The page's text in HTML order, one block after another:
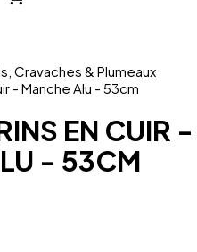
Cravaches & Plumeaux
- Manche Alu - 53cm
EN CUIR -
- 53CM